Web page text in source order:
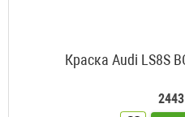
Краска Audi LS8S